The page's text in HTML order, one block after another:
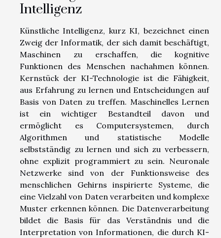
Intelligenz
Künstliche Intelligenz, kurz KI, bezeichnet einen
Zweig der Informatik, der sich damit beschäftigt,
Maschinen zu erschaffen, die kognitive
Funktionen des Menschen nachahmen können.
Kernstück der KI-Technologie ist die Fähigkeit,
aus Erfahrung zu lernen und Entscheidungen auf
Basis von Daten zu treffen. Maschinelles Lernen
ist ein wichtiger Bestandteil davon und
ermöglicht es Computersystemen, durch
Algorithmen und statistische Modelle
selbstständig zu lernen und sich zu verbessern,
ohne explizit programmiert zu sein. Neuronale
Netzwerke sind von der Funktionsweise des
menschlichen Gehirns inspirierte Systeme, die
eine Vielzahl von Daten verarbeiten und komplexe
Muster erkennen können. Die Datenverarbeitung
bildet die Basis für das Verständnis und die
Interpretation von Informationen, die durch KI-